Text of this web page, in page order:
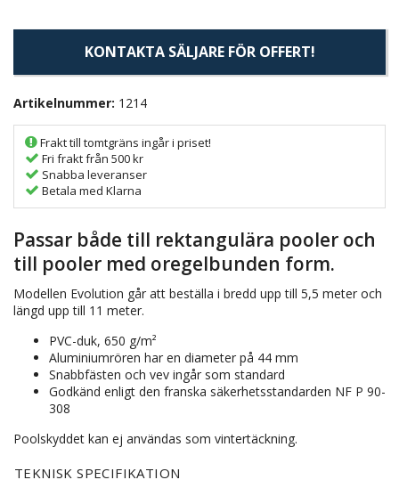
KONTAKTA SÄLJARE FÖR OFFERT!
Artikelnummer: 1214
Frakt till tomtgräns ingår i priset!
Fri frakt från 500 kr
Snabba leveranser
Betala med Klarna
Passar både till rektangulära pooler och
till pooler med oregelbunden form.
Modellen Evolution går att beställa i bredd upp till 5,5 meter och
längd upp till 11 meter.
PVC-duk, 650 g/m²
Aluminiumrören har en diameter på 44 mm
Snabbfästen och vev ingår som standard
Godkänd enligt den franska säkerhetsstandarden NF P 90-
308
Poolskyddet kan ej användas som vintertäckning.
TEKNISK SPECIFIKATION